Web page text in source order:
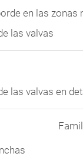
en las zonas
las valvas
las valvas en